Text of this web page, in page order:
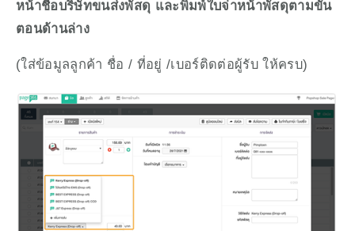
หน้าชื่อบริษัทขนส่งพัสดุ และพิมพ์ใบจ่าหน้าพัสดุตามขั้น
ตอนด้านล่าง
(ใส่ข้อมูลลูกค้า ชื่อ / ที่อยู่ /เบอร์ติดต่อผู้รับ ให้ครบ)